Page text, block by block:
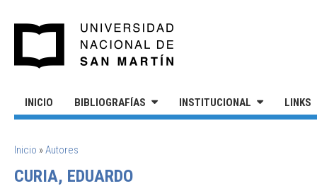
INICIO BIBLIOGRAFÍAS INSTITUCIONAL LINKS
SE ENCUENTRA USTED AQUÍ
Inicio »Autores
CURIA, EDUARDO